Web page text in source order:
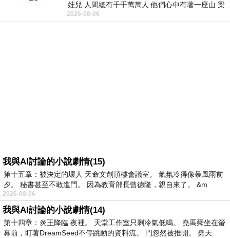
娃兒 人間總有千千萬萬人 他們心中有著一座山 梁
山佛山泰華衡恆嵩 一山之高
2026-08-06
我與AI討論的小說劇情(15)
第十五章：被決定的壞人 天命文創頂樓會議室。 氣氛冷得像暴風雨前
夕。 秘書甚至不敢進門。 因為教育部長曾德隆，親自來了。 &m
2026-08-06
我與AI討論的小說劇情(14)
第十四章：炎王降臨 夜裡。 天堂工作室只剩冷氣低鳴。 堯禹舜坐在螢
幕前，盯著DreamSeed不停跳動的資料流。 門忽然被推開。 堯天